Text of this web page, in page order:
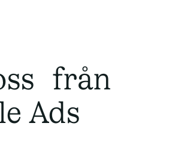
från
Ads